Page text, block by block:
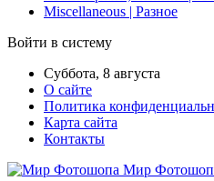
Miscellaneous | Разное
Войти в систему
Суббота, 8 августа
О сайте
Политика
Карта сайта
Контакты
Мир